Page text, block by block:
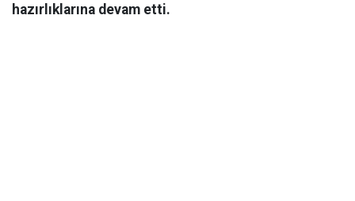
hazırlıklarına devam etti.